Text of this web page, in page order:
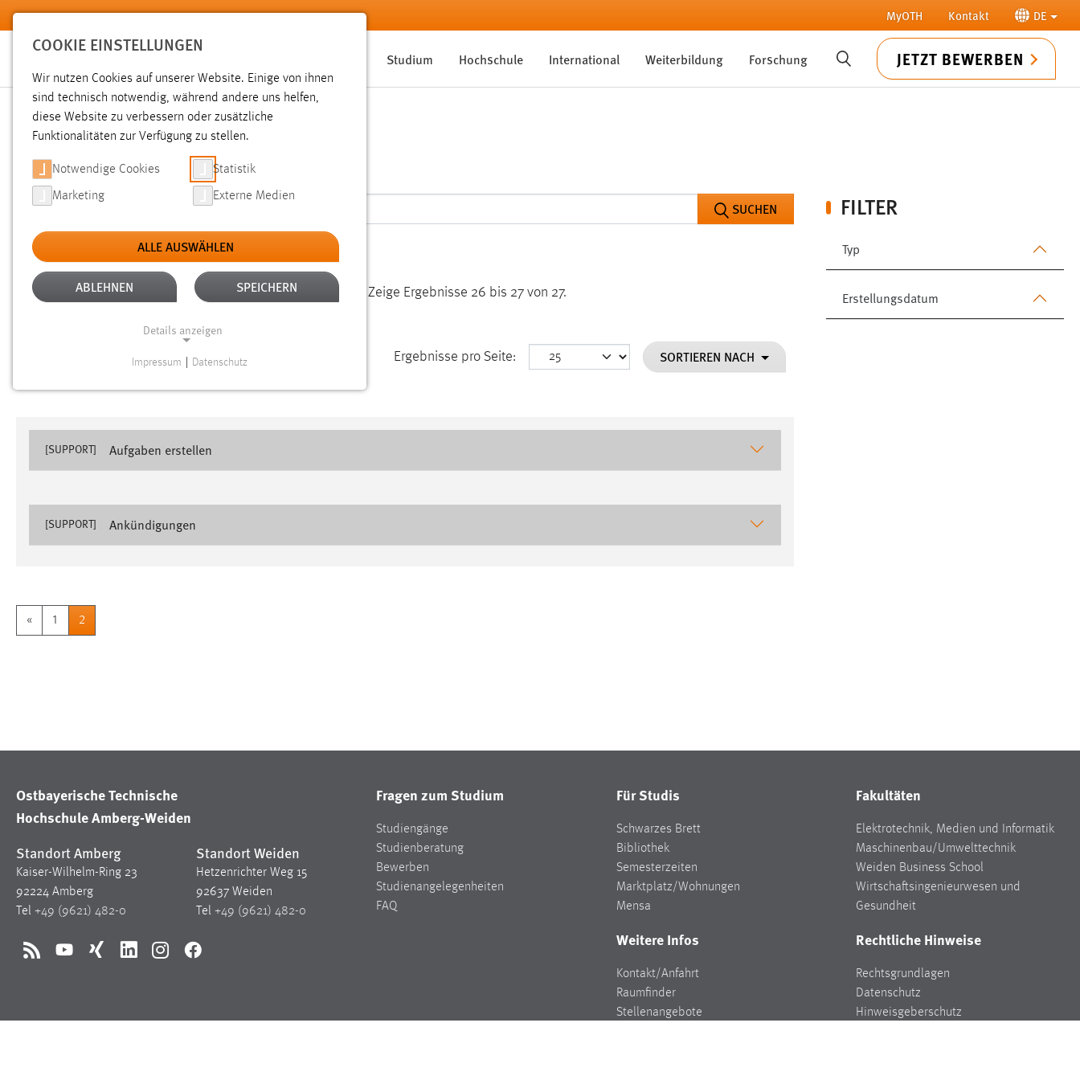
Zum Hauptinhalt springen MyOTH Kontakt DE
Studium Hochschule International Weiterbildung Forschung SUCHE JETZT BEWERBEN
SUCHE
FILTER
Typ
Erstellungsdatum
SUCHEN
Aktive Filter: TYP: WIKI ALLE FILTER ENTFERNEN
Gesucht nach "moodle". Es wurden 27 Ergebnisse gefunden. Zeige Ergebnisse 26 bis 27 von 27.
Ergebnisse pro Seite: SORTIEREN NACH
[SUPPORT] Aufgaben erstellen
[SUPPORT] Ankündigungen
« 1 2
Ostbayerische Technische
Hochschule Amberg-Weiden
Standort Amberg
Kaiser-Wilhelm-Ring 23
92224 Amberg
Tel +49 (9621) 482-0
Standort Weiden
Hetzenrichter Weg 15
92637 Weiden
Tel +49 (9621) 482-0
RSS YouTubeXing LinkedInInstagramFacebook
Fragen zum Studium
Studiengänge
Studienberatung
Bewerben
Studienangelegenheiten
FAQ
Für Studis
Schwarzes Brett
Bibliothek
Semesterzeiten
Marktplatz/Wohnungen
Mensa
Fakultäten
Elektrotechnik, Medien und Informatik
Maschinenbau/Umwelttechnik
Weiden Business School
Wirtschaftsingenieurwesen und
Gesundheit
Weitere Infos
Kontakt/Anfahrt
Raumfinder
Stellenangebote
Rechtliche Hinweise
Rechtsgrundlagen
Datenschutz
Hinweisgeberschutz
COOKIE EINSTELLUNGEN
Wir nutzen Cookies auf unserer Website. Einige von ihnen
sind technisch notwendig, während andere uns helfen,
diese Website zu verbessern oder zusätzliche
Funktionalitäten zur Verfügung zu stellen.
Notwendige Cookies Statistik
Marketing Externe Medien
ALLE AUSWÄHLEN
ABLEHNEN SPEICHERN
Details anzeigen
Zweck:
Cookie Laufzeit:
eingeloggt ist.
Sprachpräferenz
Zweck:
Das Cookie speichert die gewählte
Sprache der Website.
Cookie Laufzeit:
Chat
5e9dbeb1811c0446
Impressum Datenschutz